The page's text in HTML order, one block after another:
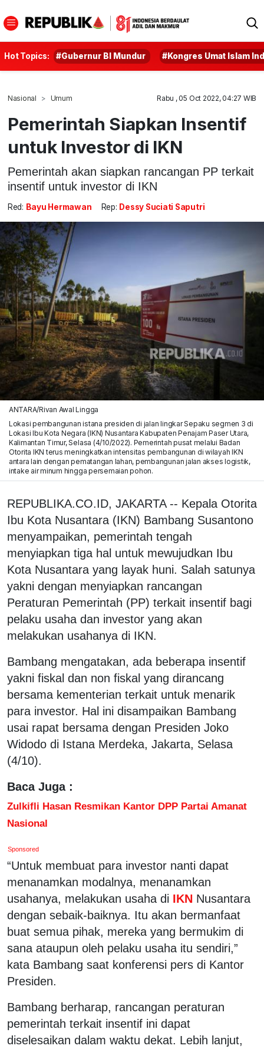
Hot Topics: #Gubernur BI Mundur #Kongres Umat Islam
Nasional Umum Rabu , 05 Oct 2022, 04:27 WIB
Pemerintah Siapkan Insentif
untuk Investor di IKN
Pemerintah akan siapkan rancangan PP terkait
insentif untuk investor di IKN
Red: Bayu Hermawan Rep: Dessy Suciati Saputri
ANTARA/Rivan Awal Lingga
Lokasi pembangunan istana presiden di jalan lingkar Sepaku segmen 3 di
Lokasi Ibu Kota Negara (IKN) Nusantara Kabupaten Penajam Paser Utara,
Kalimantan Timur, Selasa (4/10/2022). Pemerintah pusat melalui Badan
Otorita IKN terus meningkatkan intensitas pembangunan di wilayah IKN
antara lain dengan pematangan lahan, pembangunan jalan akses logistik,
intake air minum hingga persemaian pohon.
REPUBLIKA.CO.ID, JAKARTA -- Kepala Otorita
Ibu Kota Nusantara (IKN) Bambang Susantono
menyampaikan, pemerintah tengah
menyiapkan tiga hal untuk mewujudkan Ibu
Kota Nusantara yang layak huni. Salah satunya
yakni dengan menyiapkan rancangan
Peraturan Pemerintah (PP) terkait insentif bagi
pelaku usaha dan investor yang akan
melakukan usahanya di IKN.
Bambang mengatakan, ada beberapa insentif
yakni fiskal dan non fiskal yang dirancang
bersama kementerian terkait untuk menarik
para investor. Hal ini disampaikan Bambang
usai rapat bersama dengan Presiden Joko
Widodo di Istana Merdeka, Jakarta, Selasa
(4/10).
Baca Juga :
Zulkifli Hasan Resmikan Kantor DPP Partai Amanat
Nasional
Sponsored
“Untuk membuat para investor nanti dapat
menanamkan modalnya, menanamkan
usahanya, melakukan usaha di IKN Nusantara
dengan sebaik-baiknya. Itu akan bermanfaat
buat semua pihak, mereka yang bermukim di
sana ataupun oleh pelaku usaha itu sendiri,”
kata Bambang saat konferensi pers di Kantor
Presiden.
Bambang berharap, rancangan peraturan
pemerintah terkait insentif ini dapat
diselesaikan dalam waktu dekat. Lebih lanjut,